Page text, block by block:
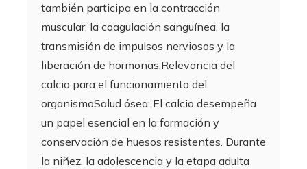
también participa en la contracción
muscular, la coagulación sanguínea, la
transmisión de impulsos nerviosos y la
liberación de hormonas.Relevancia del
calcio para el funcionamiento del
organismoSalud ósea: El calcio desempeña
un papel esencial en la formación y
conservación de huesos resistentes. Durante
la niñez, la adolescencia y la etapa adulta